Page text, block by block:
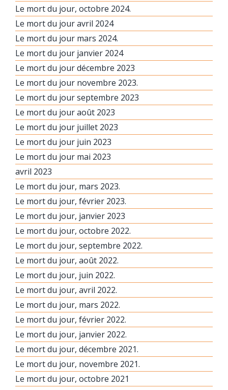
Le mort du jour, octobre 2024.
Le mort du jour avril 2024
Le mort du jour mars 2024.
Le mort du jour janvier 2024
Le mort du jour décembre 2023
Le mort du jour novembre 2023.
Le mort du jour septembre 2023
Le mort du jour août 2023
Le mort du jour juillet 2023
Le mort du jour juin 2023
Le mort du jour mai 2023
avril 2023
Le mort du jour, mars 2023.
Le mort du jour, février 2023.
Le mort du jour, janvier 2023
Le mort du jour, octobre 2022.
Le mort du jour, septembre 2022.
Le mort du jour, août 2022.
Le mort du jour, juin 2022.
Le mort du jour, avril 2022.
Le mort du jour, mars 2022.
Le mort du jour, février 2022.
Le mort du jour, janvier 2022.
Le mort du jour, décembre 2021.
Le mort du jour, novembre 2021.
Le mort du jour, octobre 2021